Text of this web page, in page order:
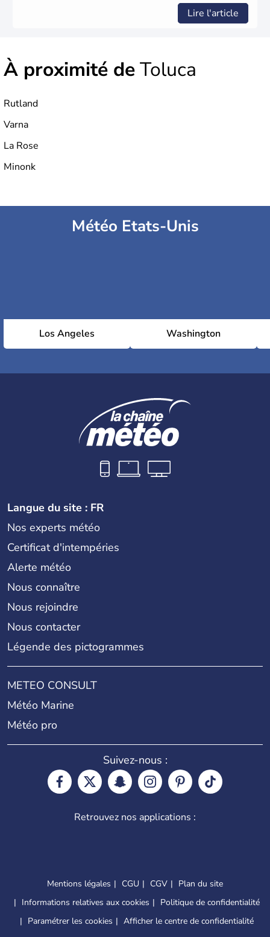
Lire l'article
À proximité deToluca
Rutland
Varna
La Rose
Minonk
Météo Etats-Unis
Los Angeles Washington
Langue du site : FR
Nos experts météo
Certificat d'intempéries
Alerte météo
Nous connaître
Nous rejoindre
Nous contacter
Légende des pictogrammes
METEO CONSULT
Météo Marine
Météo pro
Suivez-nous :
Retrouvez nos applications :
Mentions légales CGU CGV
Plan du site
Informations relatives aux cookies
Politique de confidentialité
Paramétrer les cookies
Afficher le centre de confidentialité